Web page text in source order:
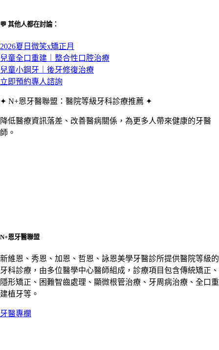
💬 其他人都在討論：
2026夏日微笑x矯正月
兒童全口重建｜整合性口腔治療
兒童小鋼牙｜後牙修復治療
立即預約專人諮詢
✦ N+恩牙醫聯盟：醫院等級牙科診療推薦 ✦
降低醫療資訊落差、改善醫病關係，為更多人帶來健康的牙醫
師。
N+恩牙醫聯盟
新維恩、秀恩、加恩、哲恩、詠恩美學牙醫診所提供醫院等級的
牙科診療，由多位醫學中心醫師組成，診療項目包含傳統矯正、
隱形矯正、困難智齒處理、顯微根管治療、牙周病治療、全口重
建植牙等。
牙醫專欄